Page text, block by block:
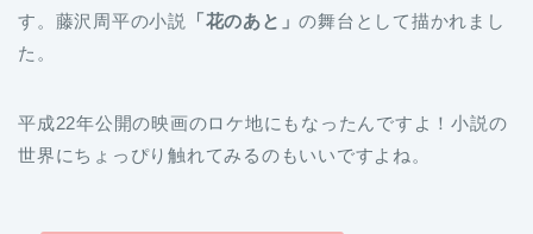
す。藤沢周平の小説
「花のあと」の舞台として描かれまし
た。
平成22年公開の映画のロケ地にもなったんですよ！小説の
世界にちょっぴり触れてみるのもいいですよね。